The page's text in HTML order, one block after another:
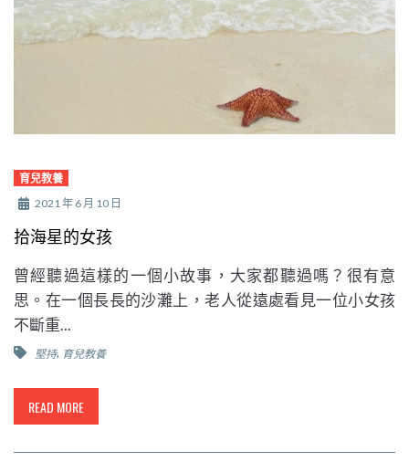
育兒教養
2021 年 6 月 10 日
拾海星的女孩
曾經聽過這樣的一個小故事，大家都聽過嗎？很有意
思。在一個長長的沙灘上，老人從遠處看見一位小女孩
不斷重...
堅持, 育兒教養
READ MORE